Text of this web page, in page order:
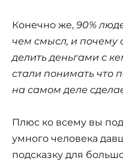
Конечно же, 90%
чем смысл, и
делить деньгами с
стали понимать что
на самом деле
Плюс ко всему вы
умного человека
подсказку для